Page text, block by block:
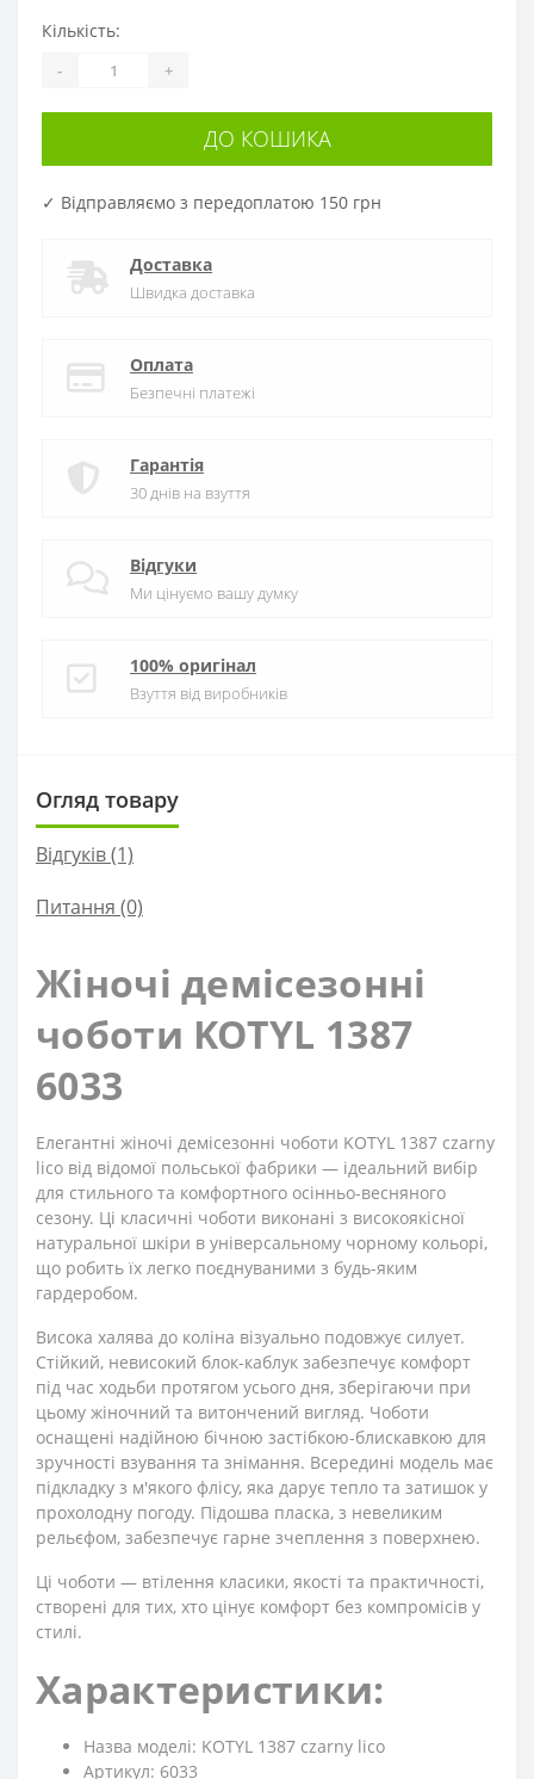
Кількість:
- +
ДО КОШИКА
✓ Відправляємо з передоплатою 150 грн
Доставка
Швидка доставка
Оплата
Безпечні платежі
Гарантія
30 днів на взуття
Відгуки
Ми цінуємо вашу думку
100% оригінал
Взуття від виробників
Огляд товару
Відгуків (1)
Питання (0)
Жіночі демісезонні
чоботи KOTYL 1387
6033
Елегантні жіночі демісезонні чоботи KOTYL 1387 czarny
lico від відомої польської фабрики — ідеальний вибір
для стильного та комфортного осінньо-весняного
сезону. Ці класичні чоботи виконані з високоякісної
натуральної шкіри в універсальному чорному кольорі,
що робить їх легко поєднуваними з будь-яким
гардеробом.
Висока халява до коліна візуально подовжує силует.
Стійкий, невисокий блок-каблук забезпечує комфорт
під час ходьби протягом усього дня, зберігаючи при
цьому жіночний та витончений вигляд. Чоботи
оснащені надійною бічною застібкою-блискавкою для
зручності взування та знімання. Всередині модель має
підкладку з м'якого флісу, яка дарує тепло та затишок у
прохолодну погоду. Підошва пласка, з невеликим
рельєфом, забезпечує гарне зчеплення з поверхнею.
Ці чоботи — втілення класики, якості та практичності,
створені для тих, хто цінує комфорт без компромісів у
стилі.
Характеристики:
Назва моделі: KOTYL 1387 czarny lico
Артикул: 6033